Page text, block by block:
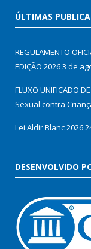
ÚLTIMAS
REGULAMENTO
EDIÇÃO 20263 de
FLUXO UNIFICADO
Sexual contra
Lei Aldir Blanc 2026
DESENVOLVIDO